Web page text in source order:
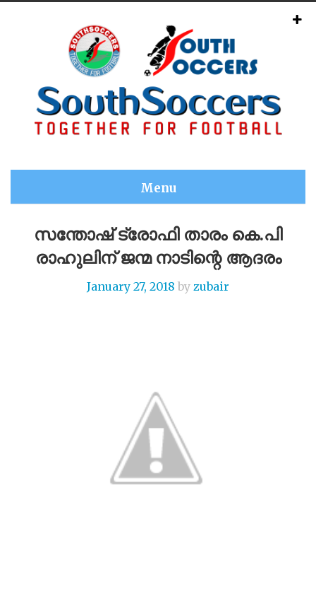
Menu
സന്തോഷ് ട്രോഫി താരം കെ.പി
രാഹുലിന് ജന്മ നാടിന്റെ ആദരം
January 27, 2018 by zubair